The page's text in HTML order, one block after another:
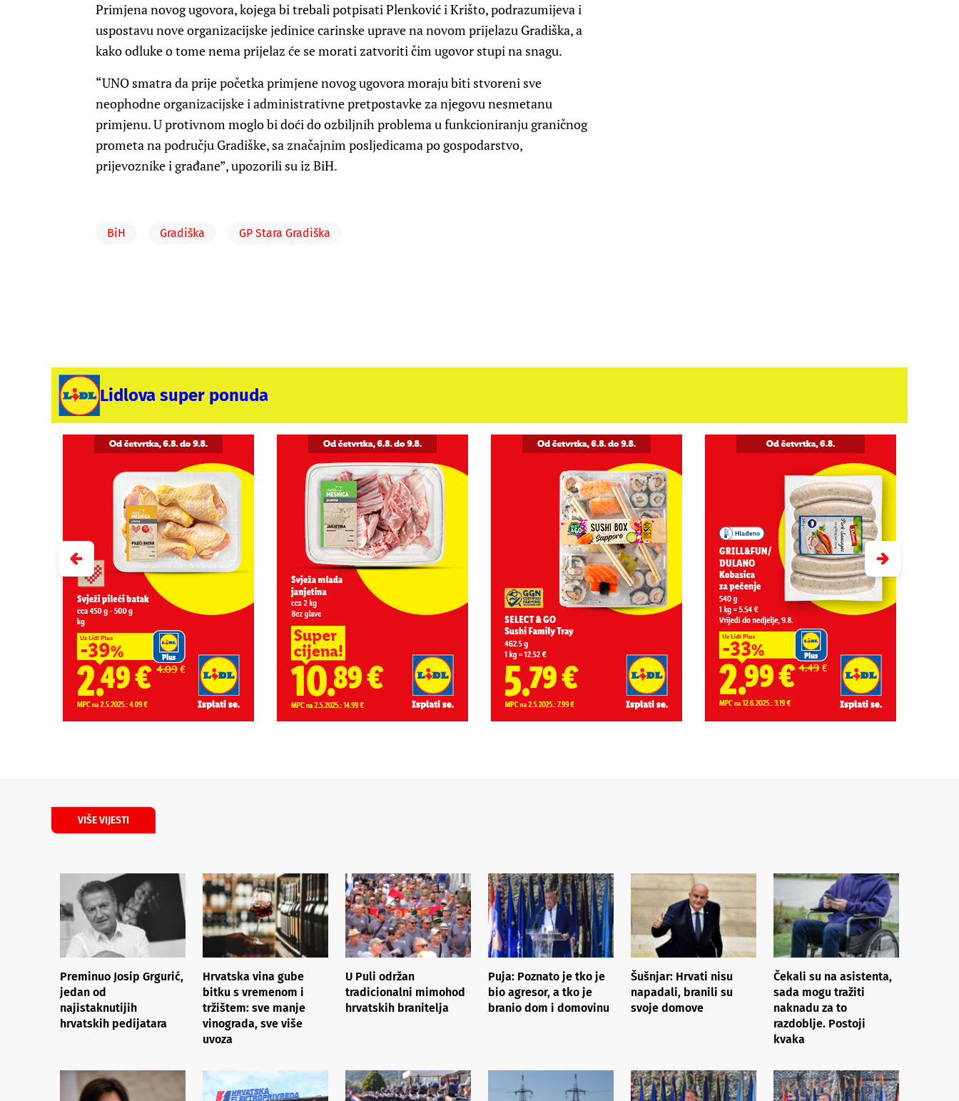
Primjena novog ugovora, kojega bi trebali potpisati Plenković i Krišto, podrazumijeva i
uspostavu nove organizacijske jedinice carinske uprave na novom prijelazu Gradiška, a
kako odluke o tome nema prijelaz će se morati zatvoriti čim ugovor stupi na snagu.
“UNO smatra da prije početka primjene novog ugovora moraju biti stvoreni sve
neophodne organizacijske i administrativne pretpostavke za njegovu nesmetanu
primjenu. U protivnom moglo bi doći do ozbiljnih problema u funkcioniranju graničnog
prometa na području Gradiške, sa značajnim posljedicama po gospodarstvo,
prijevoznike i građane”, upozorili su iz BiH.
BiH Gradiška GP Stara Gradiška
Lidlova super ponuda
VIŠE VIJESTI
Preminuo Josip Grgurić,
jedan od
najistaknutijih
hrvatskih pedijatara
Hrvatska vina gube
bitku s vremenom i
tržištem: sve manje
vinograda, sve više
uvoza
U Puli održan
tradicionalni mimohod
hrvatskih branitelja
Puja: Poznato je tko je
bio agresor, a tko je
branio dom i domovinu
Šušnjar: Hrvati nisu
napadali, branili su
svoje domove
Čekali su na asistenta,
sada mogu tražiti
naknadu za to
razdoblje. Postoji
kvaka